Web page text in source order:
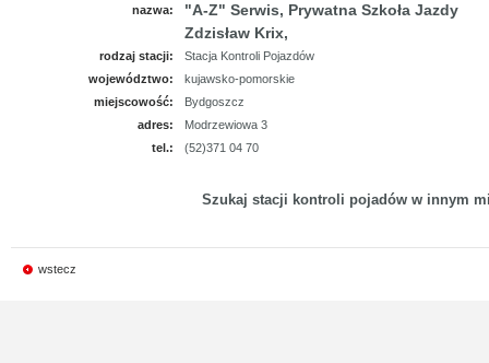
nazwa:
"A-Z" Serwis, Prywatna Szkoła Jazdy
Zdzisław Krix,
rodzaj stacji:
Stacja Kontroli Pojazdów
województwo:
kujawsko-pomorskie
miejscowość:
Bydgoszcz
adres:
Modrzewiowa 3
tel.:
(52)371 04 70
Szukaj stacji kontroli pojadów w innym
wstecz